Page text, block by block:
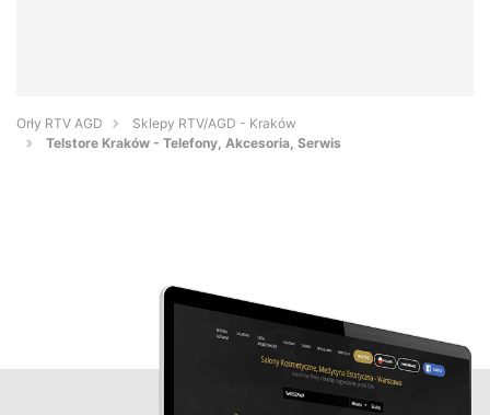
Orły RTV AGD
Sklepy RTV/AGD - Kraków
Telstore Kraków - Telefony, Akcesoria, Serwis